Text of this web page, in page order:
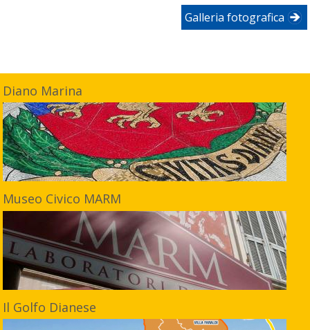
Galleria fotografica
Diano Marina
Museo Civico MARM
Il Golfo Dianese